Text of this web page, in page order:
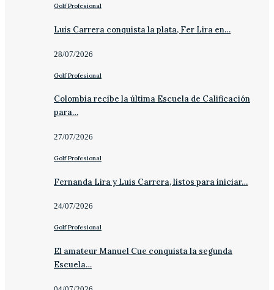
Golf Profesional
Luis Carrera conquista la plata, Fer Lira en…
28/07/2026
Golf Profesional
Colombia recibe la última Escuela de Calificación
para…
27/07/2026
Golf Profesional
Fernanda Lira y Luis Carrera, listos para iniciar…
24/07/2026
Golf Profesional
El amateur Manuel Cue conquista la segunda
Escuela…